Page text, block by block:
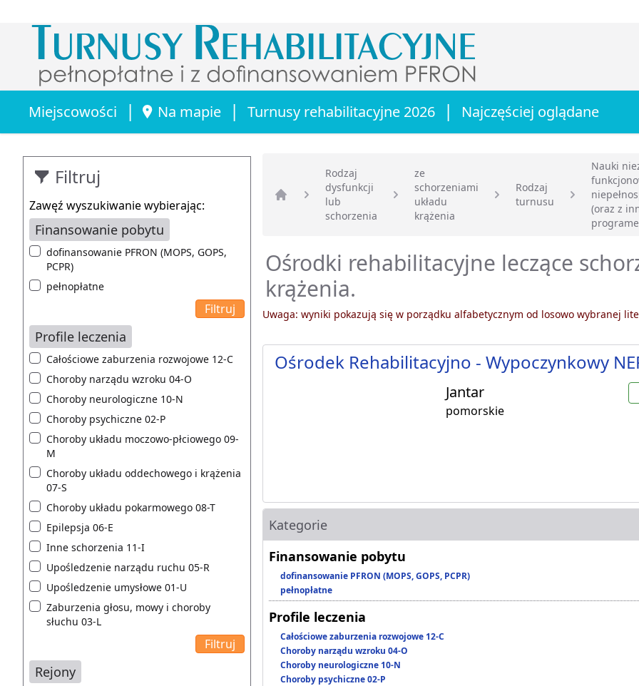
Miejscowości | Na mapie | Turnusy rehabilitacyjne 2026 | Najczęściej oglądane
Filtruj
Zawęź wyszukiwanie wybierając:
Finansowanie pobytu
dofinansowanie PFRON (MOPS, GOPS,
PCPR)
pełnopłatne
Profile leczenia
Całościowe zaburzenia rozwojowe 12-C
Choroby narządu wzroku 04-O
Choroby neurologiczne 10-N
Choroby psychiczne 02-P
Choroby układu moczowo-płciowego 09-
M
Choroby układu oddechowego i krążenia
07-S
Choroby układu pokarmowego 08-T
Epilepsja 06-E
Inne schorzenia 11-I
Upośledzenie narządu ruchu 05-R
Upośledzenie umysłowe 01-U
Zaburzenia głosu, mowy i choroby
słuchu 03-L
Rejony
Strona główna
Rodzaj
dysfunkcji
lub
schorzenia
ze
schorzeniami
układu
krążenia
Rodzaj
turnusu
Nauki
(oraz z
Ośrodki rehabilitacyjne leczące
krążenia.
Uwaga: wyniki pokazują się w porządku alfabetycznym od losowo wybranej
Ośrodek Rehabilitacyjno - Wypoczynkowy
Jantar
pomorskie
Kategorie
Finansowanie pobytu
dofinansowanie PFRON (MOPS, GOPS, PCPR)
pełnopłatne
Profile leczenia
Całościowe zaburzenia rozwojowe 12-C
Choroby narządu wzroku 04-O
Choroby neurologiczne 10-N
Choroby psychiczne 02-P